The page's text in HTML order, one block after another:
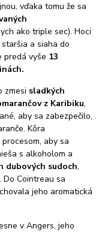
vďaka tomu že sa
ako triple sec). Hoci
a siaha do
predá vyše 13
zmesi sladkých
z Karibiku,
aby sa zabezpečilo,
Kôra
aby sa
s alkoholom a
dubových sudoch,
Do Cointreau sa
jeho aromatická
v Angers, jeho